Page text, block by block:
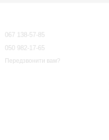
067 138-57-85
050 982-17-65
Передзвонити вам?